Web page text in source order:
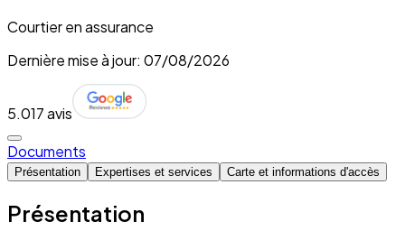
Courtier en assurance
Dernière mise à jour: 07/08/2026
5.017 avis
Documents
Présentation Expertises et services Carte et informations d'accès
Présentation